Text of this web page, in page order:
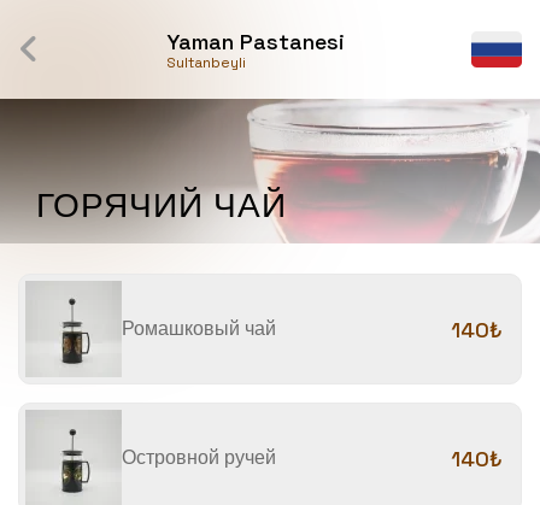
Yaman Pastanesi
Sultanbeyli
ГОРЯЧИЙ ЧАЙ
Ромашковый чай 140₺
Островной ручей 140₺